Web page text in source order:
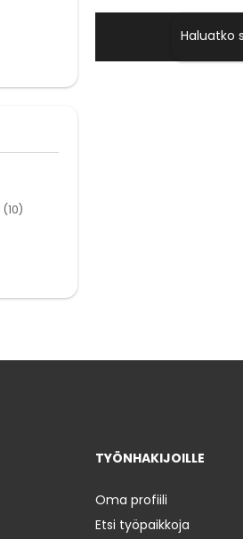
Haluatko
(10)
TYÖNHAKIJOILLE
Oma profiili
Etsi työpaikkoja